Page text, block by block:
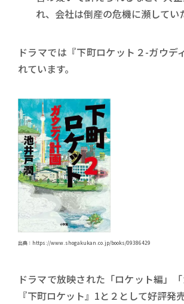
れ、会社は倒産の危機に瀕してい
ドラマでは『下町ロケット２-ガウデ
れています。
出典：https://www.shogakukan.co.jp/books/09386429
ドラマで放映された「ロケット編」
『下町ロケット』1と２として好評発売